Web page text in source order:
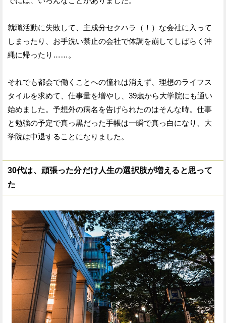
就職活動に失敗して、主成分セクハラ（！）な会社に入って
しまったり、お手洗い禁止の会社で体調を崩してしばらく沖
縄に帰ったり……。
それでも都会で働くことへの憧れは消えず、理想のライフス
タイルを求めて、仕事量を増やし、39歳から大学院にも通い
始めました。予想外の病名を告げられたのはそんな時。仕事
と勉強の予定で真っ黒だった手帳は一瞬で真っ白になり、大
学院は中退することになりました。
30代は、頑張った分だけ人生の選択肢が増えると思って
た